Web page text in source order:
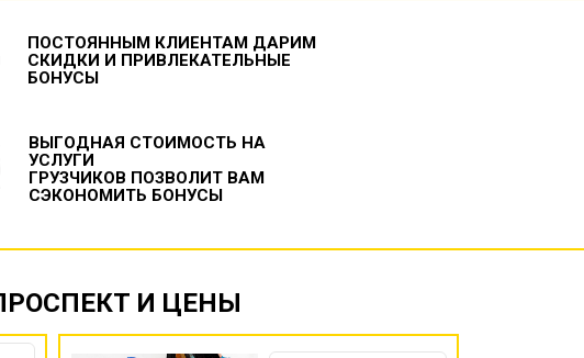
ПОСТОЯННЫМ КЛИЕНТАМ ДАРИМ
СКИДКИ И ПРИВЛЕКАТЕЛЬНЫЕ
БОНУСЫ
ВЫГОДНАЯ СТОИМОСТЬ НА
УСЛУГИ
ГРУЗЧИКОВ ПОЗВОЛИТ ВАМ
СЭКОНОМИТЬ БОНУСЫ
И ЦЕНЫ